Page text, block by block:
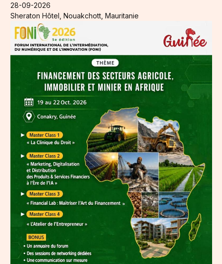
28-09-2026
Sheraton Hôtel, Nouakchott, Mauritanie